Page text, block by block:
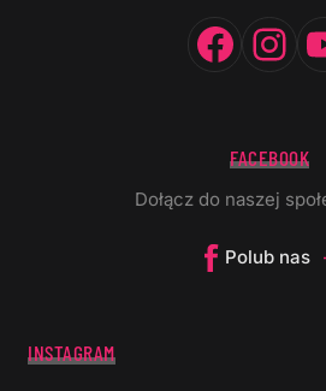
FACEBOOK
Dołącz do naszej
Polub nas
INSTAGRAM